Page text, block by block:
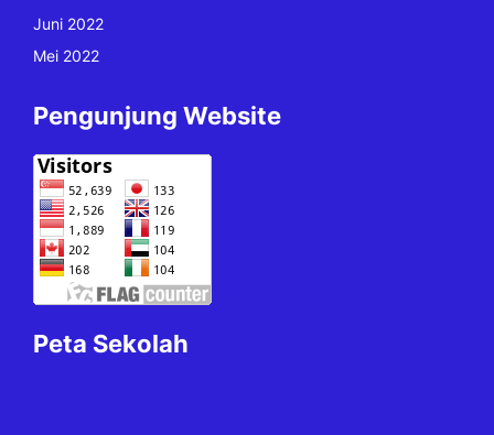
Juni 2022
Mei 2022
Pengunjung Website
Peta Sekolah